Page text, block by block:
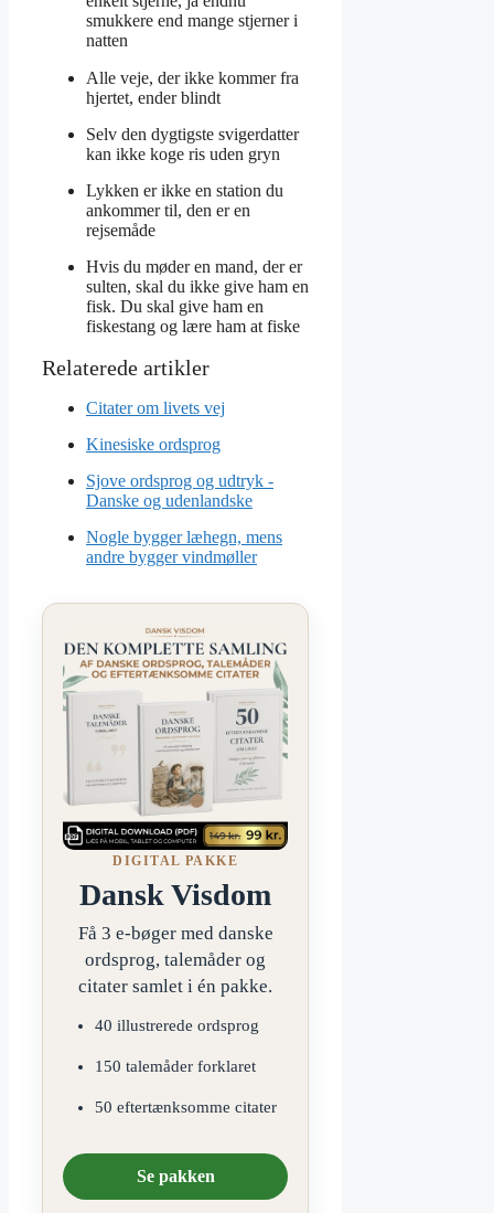
smukkere end mange stjerner i
natten
Alle veje, der ikke kommer fra
hjertet, ender blindt
Selv den dygtigste svigerdatter
kan ikke koge ris uden gryn
Lykken er ikke en station du
ankommer til, den er en
rejsemåde
Hvis du møder en mand, der er
sulten, skal du ikke give ham en
fisk. Du skal give ham en
fiskestang og lære ham at fiske
Citater om livets vej
Kinesiske ordsprog
Sjove ordsprog og udtryk -
Danske og udenlandske
Nogle bygger læhegn, mens
andre bygger vindmøller
DIGITAL PAKKE
Dansk Visdom
Få 3 e-bøger med danske
ordsprog, talemåder og
citater samlet i én pakke.
40 illustrerede ordsprog
150 talemåder forklaret
50 eftertænksomme citater
Se pakken